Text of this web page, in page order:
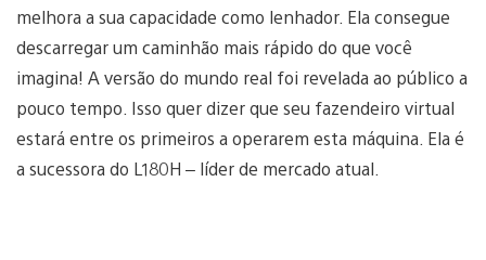
melhora a sua capacidade como lenhador. Ela consegue
descarregar um caminhão mais rápido do que você
imagina! A versão do mundo real foi revelada ao público a
pouco tempo. Isso quer dizer que seu fazendeiro virtual
estará entre os primeiros a operarem esta máquina. Ela é
a sucessora do L180H – líder de mercado atual.